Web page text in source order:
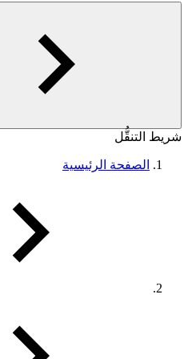
شريط التنقُّل
الصفحة الرئيسية